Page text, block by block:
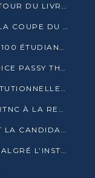
MÉDIAS ET ÉGALITÉ : UN DÉBAT AUTOUR DU LIVRE « CES FEMMES QUI REPRENNENT LE POUVOIR SUR LEUR VIE »
60 ANS APRÈS, LA RDC RETROUVE LA COUPE DU MONDE
CONGO TERMINAL FORME PLUS DE 100 ÉTUDIANTS AUX TECHNIQUES D’EMBAUCHE
INTELLIGENCE ÉCONOMIQUE : PATRICE PASSY THÉORISE UNE STRATÉGIE ADAPTÉE AUX CONTEXTES FRAGMENTÉS
PRÉSIDENTIELLE : LA COUR CONSTITUTIONNELLE CONFIRME LA VICTOIRE DE SASSOU NGUESSO AVEC 94,90 % DES SUFFRAGES
RDC : PLUS DE 500 AGENTS DE LA RTNC À LA RETRAITE, UNE PAGE SE TOURNE
ONU : L’UNION AFRICAINE SOUTIENT LA CANDIDATURE DE MACKY SALL
MADIBOU PLONGÉ DANS LE NOIR MALGRÉ L’INSTALLATION D’UN NOUVEAU TRANSFORMATEUR